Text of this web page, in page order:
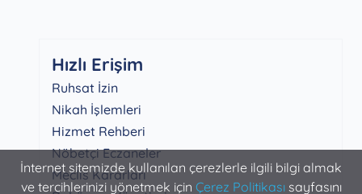
İnternet sitemizde kullanılan çerezlerle ilgili bilgi almak
ve tercihlerinizi yönetmek için Çerez Politikasısayfasını
Hızlı Erişim
Ruhsat İzin
Nikah İşlemleri
Hizmet Rehberi
Nöbetçi Eczaneler
Meclis Kararları